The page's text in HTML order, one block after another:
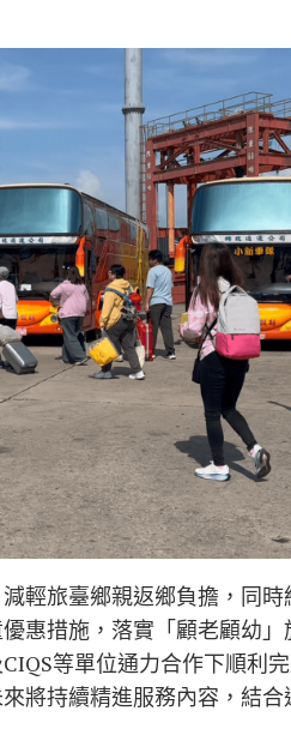
輕旅臺鄉親返鄉負擔，同
惠措施，落實「顧老顧幼」
等單位通力合作下順利
將持續精進服務內容，結合